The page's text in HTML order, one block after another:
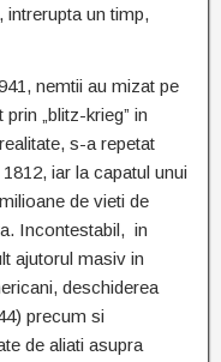
intrerupta un timp,
nemtii au mizat pe
„blitz-krieg” in
s-a repetat
iar la capatul unui
de vieti de
Incontestabil, in
ajutorul masiv in
deschiderea
precum si
de aliati asupra